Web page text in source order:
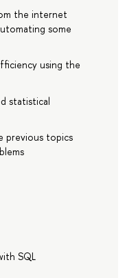
the internet
some
using the
statistical
previous topics
SQL